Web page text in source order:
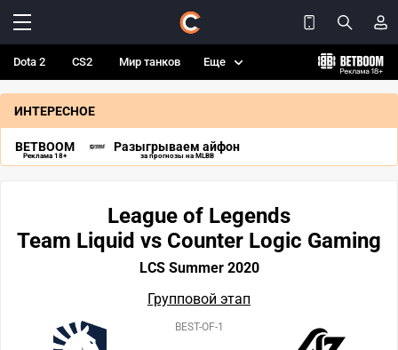
Dota 2 CS2 Мир танков Еще
ИНТЕРЕСНОЕ
BETBOOM
Реклама 18+
Разыгрываем айфон
за прогнозы на MLBB
League of Legends
Team Liquid vs Counter Logic Gaming
LCS Summer 2020
Групповой этап
BEST-OF-1